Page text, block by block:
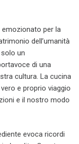
emozionato per la
dell’umanità
un
di una
cultura. La cucina
e proprio viaggio
e il nostro modo
evoca ricordi